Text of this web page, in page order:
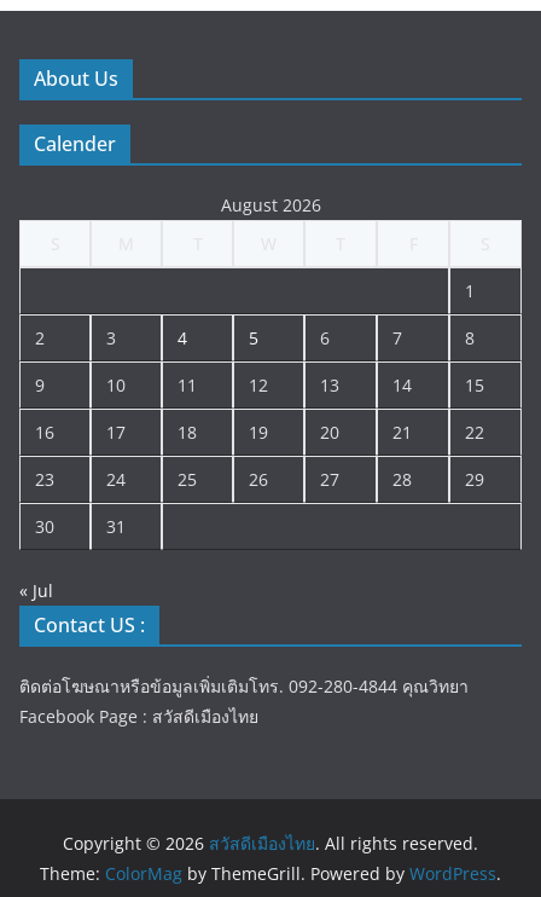
About Us
Calender
August 2026
1
2 3 4 5 6 7 8
9 10 11 12 13 14 15
16 17 18 19 20 21 22
23 24 25 26 27 28 29
30 31
« Jul
Contact US :
ติดต่อโฆษณาหรือข้อมูลเพิ่มเติมโทร. 092-280-4844 คุณวิทยา
Facebook Page : สวัสดีเมืองไทย
Copyright © 2026 สวัสดีเมืองไทย. All rights reserved.
Theme: ColorMag by ThemeGrill. Powered by WordPress.